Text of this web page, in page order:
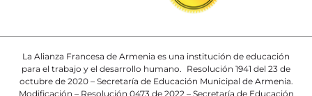
La Alianza Francesa de Armenia es una institución de educación
para el trabajo y el desarrollo humano. Resolución 1941 del 23 de
octubre de 2020 – Secretaría de Educación Municipal de Armenia.
Modificación – Resolución 0473 de 2022 – Secretaría de Educación